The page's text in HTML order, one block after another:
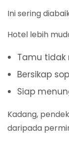
Ini sering
Hotel lebih
Tamu tidak
Bersikap
Siap
Kadang,
daripada